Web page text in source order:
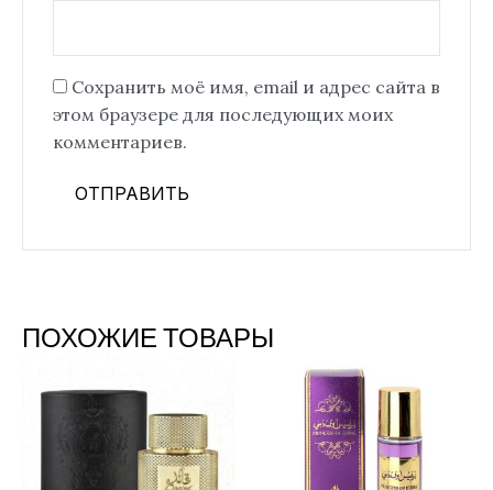
Сохранить моё имя, email и адрес сайта в
этом браузере для последующих моих
комментариев.
ПОХОЖИЕ ТОВАРЫ